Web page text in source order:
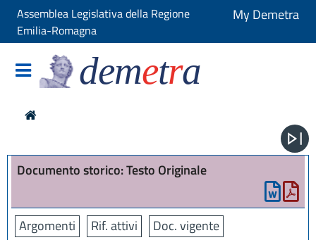
Assemblea Legislativa della Regione
Emilia-Romagna
My Demetra
demetra
Documento storico: Testo Originale
Argomenti Rif. attivi Doc. vigente